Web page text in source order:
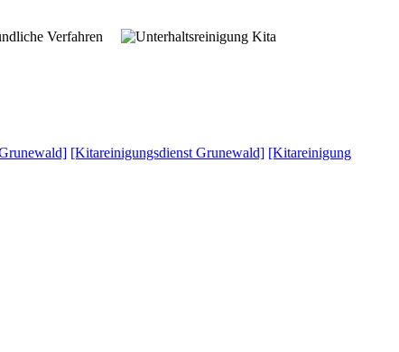
Verfahren
[Kitareinigungsdienst Grunewald] [Kitareinigung